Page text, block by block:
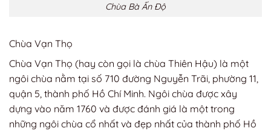
Chùa Bà Ấn Độ
Chùa Vạn Thọ
Chùa Vạn Thọ (hay còn gọi là chùa Thiên Hậu) là một
ngôi chùa nằm tại số 710 đường Nguyễn Trãi, phường 11,
quận 5, thành phố Hồ Chí Minh. Ngôi chùa được xây
dựng vào năm 1760 và được đánh giá là một trong
những ngôi chùa cổ nhất và đẹp nhất của thành phố Hồ